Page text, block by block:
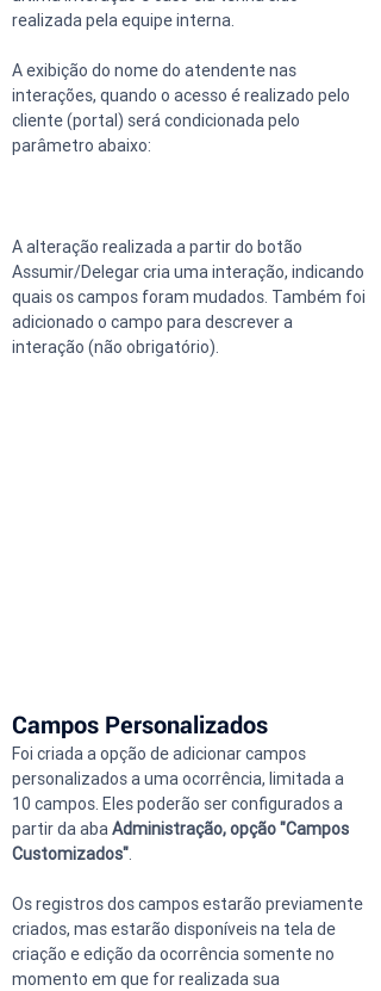
realizada pela equipe interna.
A exibição do nome do atendente nas
interações, quando o acesso é realizado pelo
cliente (portal) será condicionada pelo
parâmetro abaixo:
A alteração realizada a partir do botão
Assumir/Delegar cria uma interação, indicando
quais os campos foram mudados. Também foi
adicionado o campo para descrever a
interação (não obrigatório).
Campos Personalizados
Foi criada a opção de adicionar campos
personalizados a uma ocorrência, limitada a
10 campos. Eles poderão ser configurados a
partir da aba Administração, opção "Campos
Customizados".
Os registros dos campos estarão previamente
criados, mas estarão disponíveis na tela de
criação e edição da ocorrência somente no
momento em que for realizada sua